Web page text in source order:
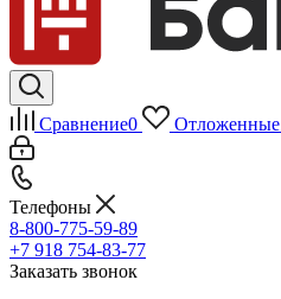
Сравнение0 Отложенные
Телефоны
8-800-775-59-89
+7 918 754-83-77
Заказать звонок